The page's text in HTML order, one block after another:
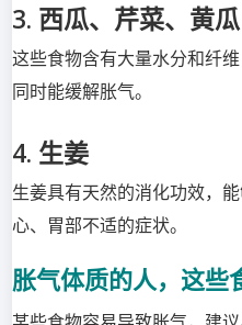
3. 西瓜、芹菜、黄瓜
这些食物含有大量水分和纤
同时能缓解胀气。
4. 生姜
生姜具有天然的消化功效，
心、胃部不适的症状。
胀气体质的人，这些